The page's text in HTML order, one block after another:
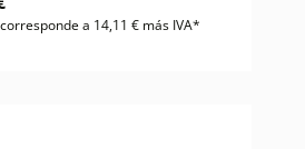
a 14,11 € más IVA*